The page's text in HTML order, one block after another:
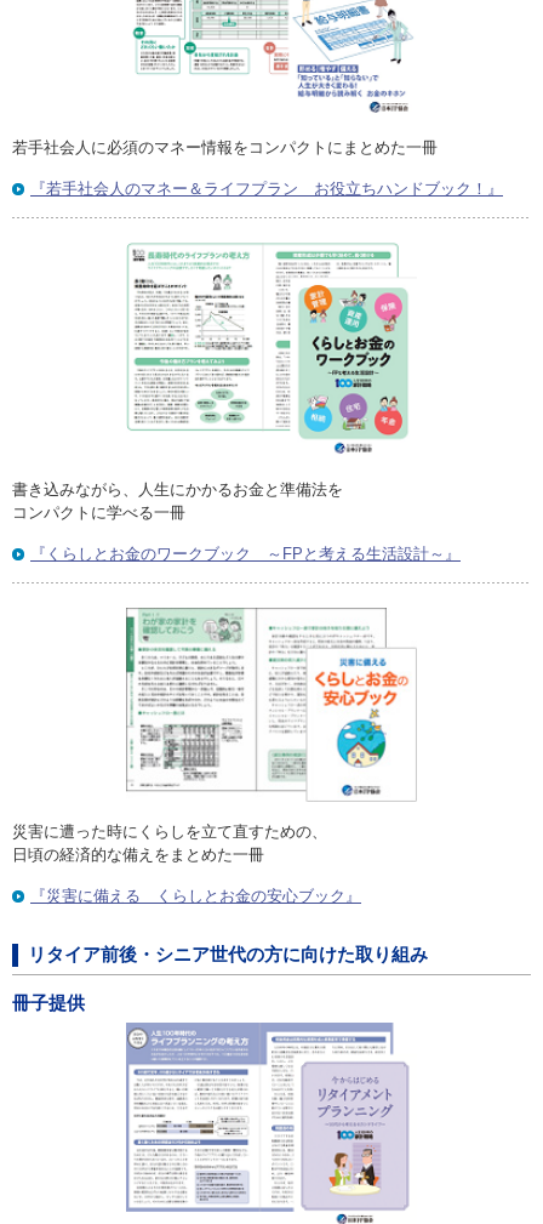
若手社会人に必須のマネー情報をコンパクトにまとめた一冊
『若手社会人のマネー＆ライフプラン お役立ちハンドブック！』
書き込みながら、人生にかかるお金と準備法を
コンパクトに学べる一冊
『くらしとお金のワークブック ～FPと考える生活設計～』
災害に遭った時にくらしを立て直すための、
日頃の経済的な備えをまとめた一冊
『災害に備える くらしとお金の安心ブック』
リタイア前後・シニア世代の方に向けた取り組み
冊子提供